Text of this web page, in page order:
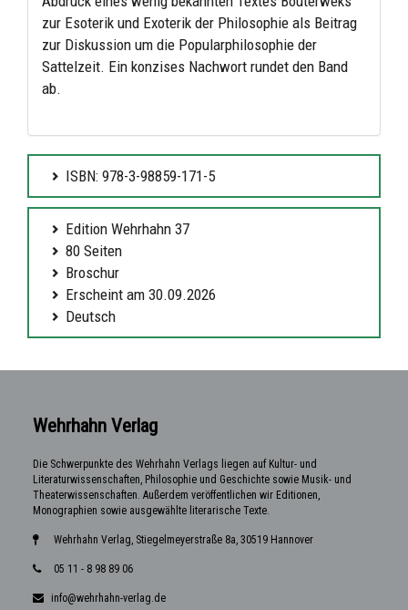
zur Esoterik und Exoterik der Philosophie als Beitrag
zur Diskussion um die Popularphilosophie der
Sattelzeit. Ein konzises Nachwort rundet den Band
ab.
ISBN: 978-3-98859-171-5
Edition Wehrhahn 37
80 Seiten
Broschur
Erscheint am 30.09.2026
Deutsch
Wehrhahn Verlag
Die Schwerpunkte des Wehrhahn Verlags liegen auf Kultur- und
Literaturwissenschaften, Philosophie und Geschichte sowie Musik- und
Theaterwissenschaften. Außerdem veröffentlichen wir Editionen,
Monographien sowie ausgewählte literarische Texte.
Wehrhahn Verlag, Stiegelmeyerstraße 8a, 30519 Hannover
05 11 - 8 98 89 06
info@wehrhahn-verlag.de